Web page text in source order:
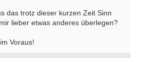
das trotz dieser kurzen Zeit Sinn
lieber etwas anderes überlegen?
Voraus!